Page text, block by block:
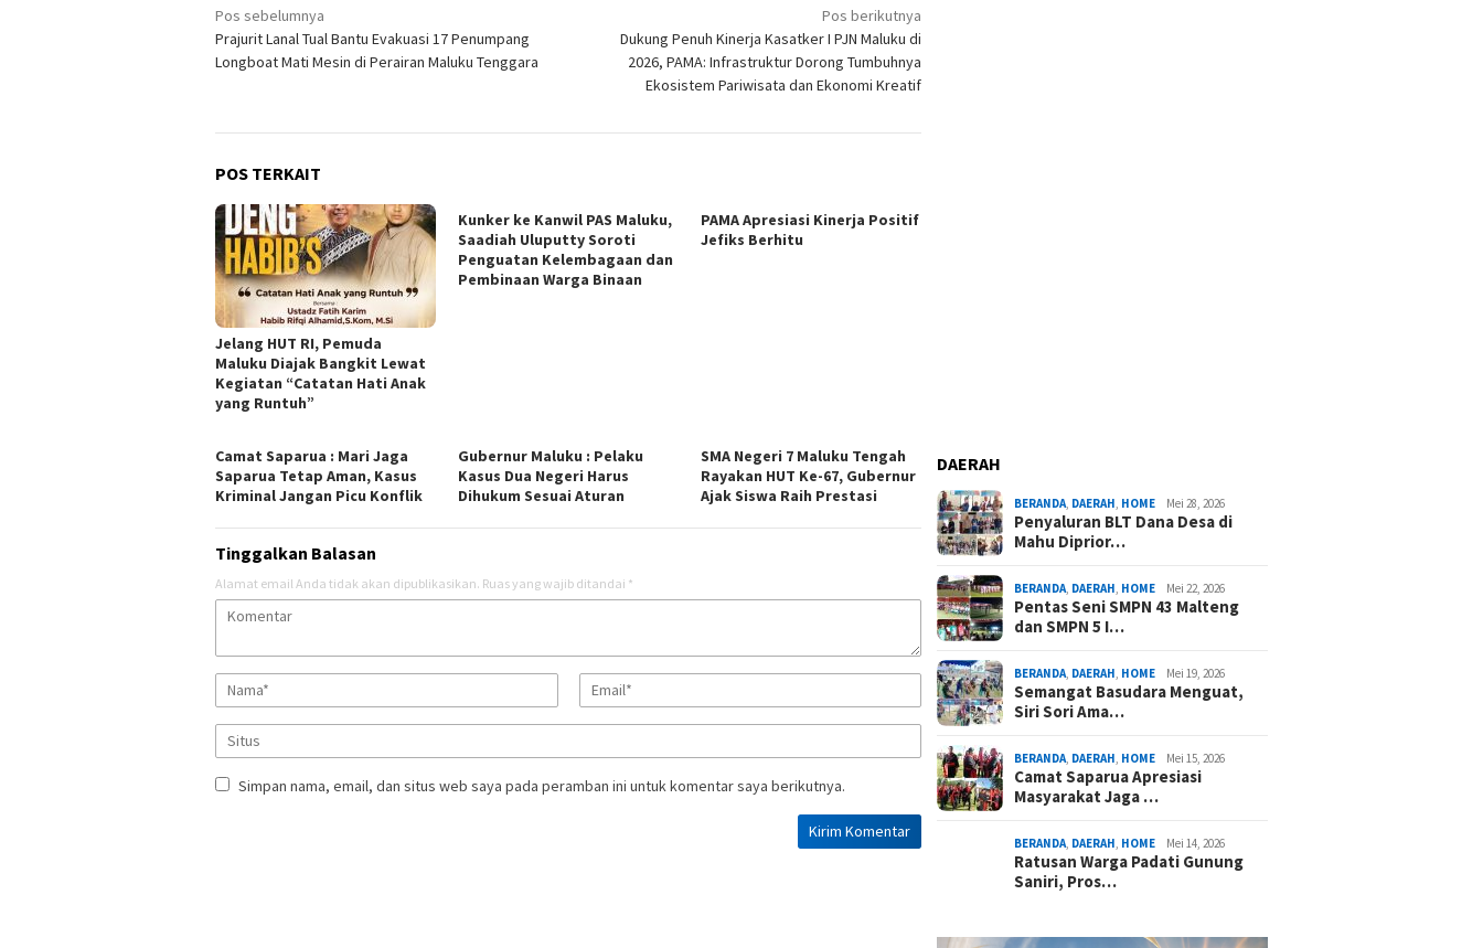
Navigasi
pos
Pos sebelumnya
Prajurit Lanal Tual Bantu Evakuasi 17 Penumpang
Longboat Mati Mesin di Perairan Maluku Tenggara
Pos berikutnya
Dukung Penuh Kinerja Kasatker I PJN Maluku di
2026, PAMA: Infrastruktur Dorong Tumbuhnya
Ekosistem Pariwisata dan Ekonomi Kreatif
POS TERKAIT
Jelang HUT RI, Pemuda
Maluku Diajak Bangkit Lewat
Kegiatan “Catatan Hati Anak
yang Runtuh”
Kunker ke Kanwil PAS Maluku,
Saadiah Uluputty Soroti
Penguatan Kelembagaan dan
Pembinaan Warga Binaan
PAMA Apresiasi Kinerja Positif
Jefiks Berhitu
Camat Saparua : Mari Jaga
Saparua Tetap Aman, Kasus
Kriminal Jangan Picu Konflik
Gubernur Maluku : Pelaku
Kasus Dua Negeri Harus
Dihukum Sesuai Aturan
SMA Negeri 7 Maluku Tengah
Rayakan HUT Ke-67, Gubernur
Ajak Siswa Raih Prestasi
Tinggalkan Balasan
Alamat email Anda tidak akan dipublikasikan. Ruas yang wajib ditandai *
Simpan nama, email, dan situs web saya pada peramban ini untuk komentar saya berikutnya.
DAERAH
BERANDA, DAERAH, HOME Mei 28, 2026
Penyaluran BLT Dana Desa di
Mahu Diprior…
BERANDA, DAERAH, HOME Mei 22, 2026
Pentas Seni SMPN 43 Malteng
dan SMPN 5 I…
BERANDA, DAERAH, HOME Mei 19, 2026
Semangat Basudara Menguat,
Siri Sori Ama…
BERANDA, DAERAH, HOME Mei 15, 2026
Camat Saparua Apresiasi
Masyarakat Jaga …
BERANDA, DAERAH, HOME Mei 14, 2026
Ratusan Warga Padati Gunung
Saniri, Pros…